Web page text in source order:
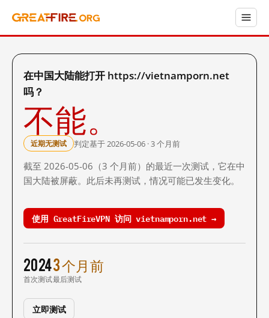
在中国大陆能打开 https://vietnamporn.net
吗？
不能。
近期无测试 判定基于 2026-05-06 · 3 个月前
截至 2026-05-06（3 个月前）的最近一次测试，它在中
国大陆被屏蔽。此后未再测试，情况可能已发生变化。
使用 GreatFireVPN 访问 vietnamporn.net →
2024
首次测试
3 个月前
最后测试
立即测试